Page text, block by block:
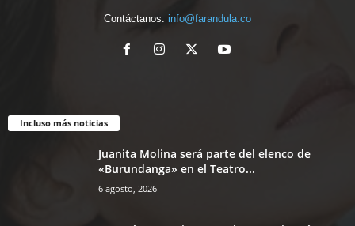
Contáctanos: info@farandula.co
Incluso más noticias
Juanita Molina será parte del elenco de
«Burundanga» en el Teatro...
6 agosto, 2026